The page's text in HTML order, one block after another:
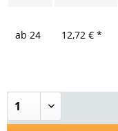
ab 24 12,72 € *